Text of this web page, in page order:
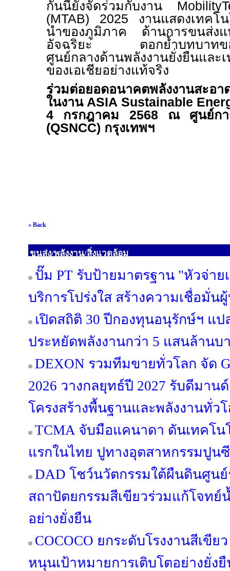
กันนี้ยังจัดร่วมกับงาน
(MTAB) 2025 งานแสดงเทคโ
นำของภูมิภาค ด้านการขนส่งแ
อัจฉริยะ ตอกย้ำบทบาทของ
ศูนย์กลางด้านพลังงานยั่งยืนและ
ของเอเชียอย่างแท้จริง
ร่วมต่อยอดอนาคตพลังงานสะอา
ในงาน ASIA Sustainable
4 กรกฎาคม 2568ณ ศูนย์การ
(QSNCC) กรุงเทพฯ
« Back
ขนส่ง/พลังงาน/สิ่งแวดล้อม
ปั๊ม PT รับป้ายมาตรฐาน "หัวจ่าย
บริการโปร่งใส สร้างความเชื่อมั่น
เปิดสถิติ 30 ปีกองทุนอนุรักษ์ฯ แ
ประหยัดพลังงานกว่า 5 แสนล้านบ
DEXON รวมทีมขายทั่วโลก จัด
2026 วางกลยุทธ์ปี 2027 รับดีมาน
โครงสร้างพื้นฐานและพลังงานทั่ว
TCMA จับมือแคนาดา ดันเทคโน
แรกในไทย ปูทางอุตสาหกรรมปูนซี
DAD โชว์นวัตกรรมใต้ผืนดินศูน
สถาปัตยกรรมสีเขียวร่วมแก้โจท
อย่างยั่งยืน
COCOCO ยกระดับโรงงานสีเขี
หนุนเป้าหมายการเติบโตอย่างยั่ง